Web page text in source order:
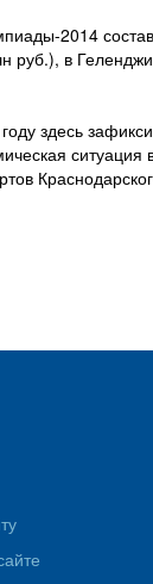
2014
руб.), в
здесь